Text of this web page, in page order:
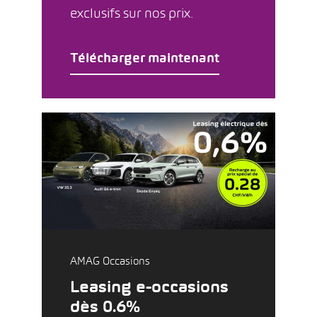
exclusifs sur nos prix.
Télécharger maintenant
AMAG Occasions
Leasing e-occasions
dès 0.6%